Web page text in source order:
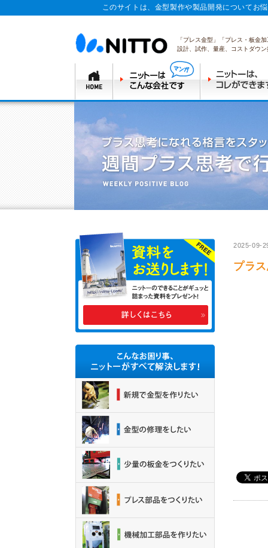
このサイトは、金型製作や製品開発についてお
「プレス金型」「プレス・板金
設計、試作、量産、コストダウ
2025-09-
プラ